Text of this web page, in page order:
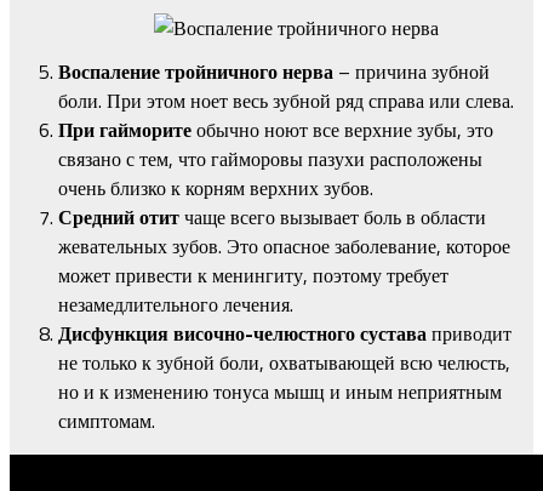
Воспаление тройничного нерва – причина зубной
боли. При этом ноет весь зубной ряд справа или слева.
При гайморитеобычно ноют все верхние зубы, это
связано с тем, что гайморовы пазухи расположены
очень близко к корням верхних зубов.
Средний отитчаще всего вызывает боль в области
жевательных зубов. Это опасное заболевание, которое
может привести к менингиту, поэтому требует
незамедлительного лечения.
Дисфункция височно-челюстного суставаприводит
не только к зубной боли, охватывающей всю челюсть,
но и к изменению тонуса мышц и иным неприятным
симптомам.